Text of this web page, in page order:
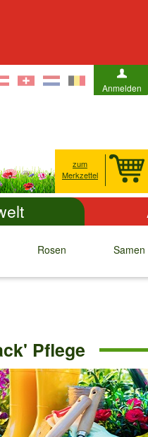
Anmelden
zum
Merkzettel
Rosen
↓
Samen
↓
Pflege